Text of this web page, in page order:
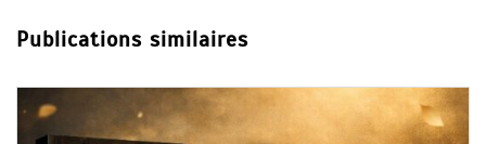
Publications similaires